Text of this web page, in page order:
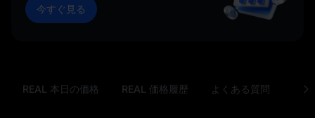
今すぐ見る
REAL 本日の価格 REAL 価格履歴 よくある質問